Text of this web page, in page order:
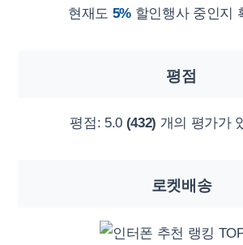
현재도 5%할인행사 중인지
평점
평점: 5.0 (432) 개의 평가가
로켓배송